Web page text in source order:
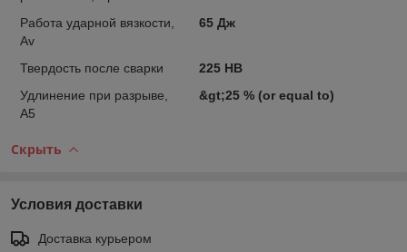
Работа ударной вязкости,
Аv
65 Дж
Твердость после сварки
225 HB
Удлинение при разрыве,
А5
&gt;25 % (or equal to)
Скрыть
Условия доставки
Доставка курьером